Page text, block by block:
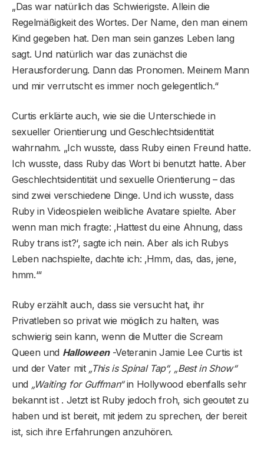
„Das war natürlich das Schwierigste. Allein die
Regelmäßigkeit des Wortes. Der Name, den man einem
Kind gegeben hat. Den man sein ganzes Leben lang
sagt. Und natürlich war das zunächst die
Herausforderung. Dann das Pronomen. Meinem Mann
und mir verrutscht es immer noch gelegentlich.“
Curtis erklärte auch, wie sie die Unterschiede in
sexueller Orientierung und Geschlechtsidentität
wahrnahm. „Ich wusste, dass Ruby einen Freund hatte.
Ich wusste, dass Ruby das Wort bi benutzt hatte. Aber
Geschlechtsidentität und sexuelle Orientierung – das
sind zwei verschiedene Dinge. Und ich wusste, dass
Ruby in Videospielen weibliche Avatare spielte. Aber
wenn man mich fragte: ‚Hattest du eine Ahnung, dass
Ruby trans ist?‘, sagte ich nein. Aber als ich Rubys
Leben nachspielte, dachte ich: ‚Hmm, das, das, jene,
hmm.‘“
Ruby erzählt auch, dass sie versucht hat, ihr
Privatleben so privat wie möglich zu halten, was
schwierig sein kann, wenn die Mutter die Scream
Queen und Halloween-Veteranin Jamie Lee Curtis ist
und der Vater mit „This is Spinal Tap“, „Best in Show“
und „Waiting for Guffman“in Hollywood ebenfalls sehr
bekannt ist . Jetzt ist Ruby jedoch froh, sich geoutet zu
haben und ist bereit, mit jedem zu sprechen, der bereit
ist, sich ihre Erfahrungen anzuhören.